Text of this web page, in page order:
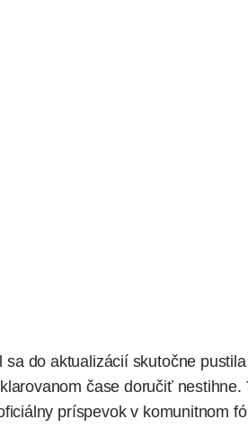
do aktualizácií skutočne
čase doručiť
príspevok v komunitnom